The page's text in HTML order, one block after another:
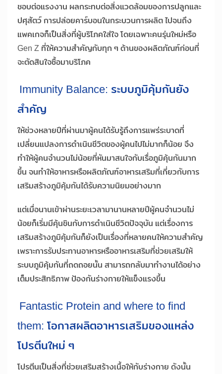
ชอบต่อแรงงาน ผลกระทบต่อสิ่งแวดล้อมของการปลูกและ
ปศุสัตว์ การปล่อยคาร์บอนในกระบวนการผลิต ไปจนถึง
แพคเกจก็เป็นสิ่งที่ผู้บริโภคใส่ใจ โดยเฉพาะคนรุ่นใหม่หรือ
Gen Z ที่ให้ความสำคัญกับทุก ๆ ด้านของผลิตภัณฑ์ก่อนที่
จะตัดสินใจซื้อมาบริโภค
Immunity Balance: ระบบภูมิคุ้มกันยัง
สำคัญ
ให้ช่วงหลายปีที่ผ่านมาผู้คนได้รับรู้ถึงการแพร่ระบาดที่
เปลี่ยนแปลงการดำเนินชีวิตของผู้คนไปไม่มากก็น้อย จึง
ทำให้ผู้คนจำนวนไม่น้อยที่หันมาสนใจกับเรื่อภูมิคุ้นกันมาก
ขึ้น จนทำให้อาหารหรือผลิตภัณฑ์อาหารเสริมที่เกี่ยวกับการ
เสริมสร้างภูมิคุ้มกันได้รับความนิยมอย่างมาก
แต่เมื่อนานเข้าผ่านระยะเวลามานานหลายปีผู้คนจำนวนไม่
น้อยก็เริ่มมีคุ้นชินกับการดำเนินชีวิตปัจจุบัน แต่เรื่องการ
เสริมสร้างภูมิคุ้มกันก็ยังเป็นเรื่องที่หลายคนให้ความสำคัญ
เพราะการรับประทานอาหารหรืออาหารเสริมที่ช่วยเสริมให้
ระบบภูมิคุ้มกันที่ถดถอยนั้น สามารถกลับมาทำงานได้อย่าง
เต็มประสิทธิภาพ ป้องกันร่างกายให้แข็งแรงขึ้น
Fantastic Protein and where to find
them: โอกาสผลิตอาหารเสริมของแหล่ง
โปรตีนใหม่ ๆ
โปรตีนเป็นสิ่งที่ช่วยเสริมสร้างเนื้อให้กับร่างกาย ดังนั้น